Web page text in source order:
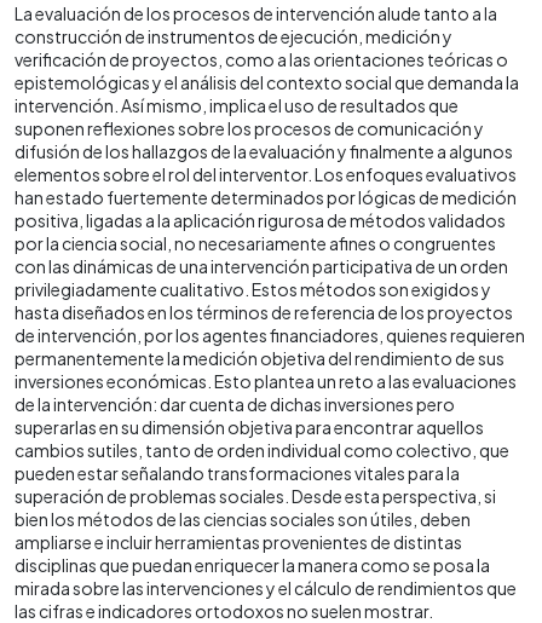
La evaluación de los procesos de intervención alude tanto a la
construcción de instrumentos de ejecución, medición y
verificación de proyectos, como a las orientaciones teóricas o
epistemológicas y el análisis del contexto social que demanda la
intervención. Así mismo, implica el uso de resultados que
suponen reflexiones sobre los procesos de comunicación y
difusión de los hallazgos de la evaluación y finalmente a algunos
elementos sobre el rol del interventor. Los enfoques evaluativos
han estado fuertemente determinados por lógicas de medición
positiva, ligadas a la aplicación rigurosa de métodos validados
por la ciencia social, no necesariamente afines o congruentes
con las dinámicas de una intervención participativa de un orden
privilegiadamente cualitativo. Estos métodos son exigidos y
hasta diseñados en los términos de referencia de los proyectos
de intervención, por los agentes financiadores, quienes requieren
permanentemente la medición objetiva del rendimiento de sus
inversiones económicas. Esto plantea un reto a las evaluaciones
de la intervención: dar cuenta de dichas inversiones pero
superarlas en su dimensión objetiva para encontrar aquellos
cambios sutiles, tanto de orden individual como colectivo, que
pueden estar señalando transformaciones vitales para la
superación de problemas sociales. Desde esta perspectiva, si
bien los métodos de las ciencias sociales son útiles, deben
ampliarse e incluir herramientas provenientes de distintas
disciplinas que puedan enriquecer la manera como se posa la
mirada sobre las intervenciones y el cálculo de rendimientos que
las cifras e indicadores ortodoxos no suelen mostrar.